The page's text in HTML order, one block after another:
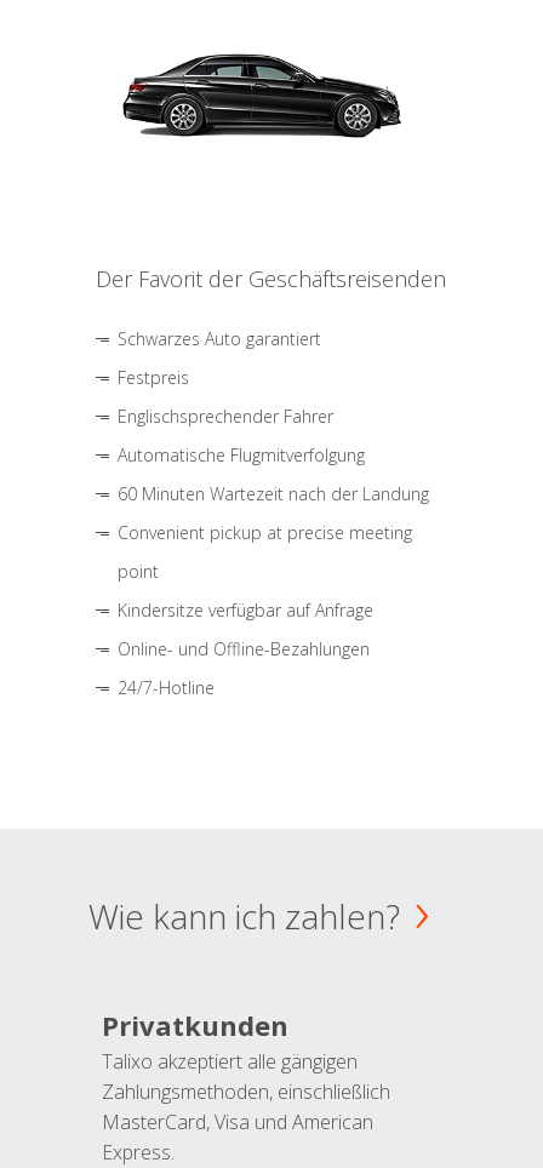
Der Favorit der Geschäftsreisenden
Schwarzes Auto garantiert
Festpreis
Englischsprechender Fahrer
Automatische Flugmitverfolgung
60 Minuten Wartezeit nach der Landung
Convenient pickup at precise meeting
point
Kindersitze verfügbar auf Anfrage
Online- und Offline-Bezahlungen
24/7-Hotline
Wie kann ich zahlen?
Privatkunden
Talixo akzeptiert alle gängigen
Zahlungsmethoden, einschließlich
MasterCard, Visa und American
Express.